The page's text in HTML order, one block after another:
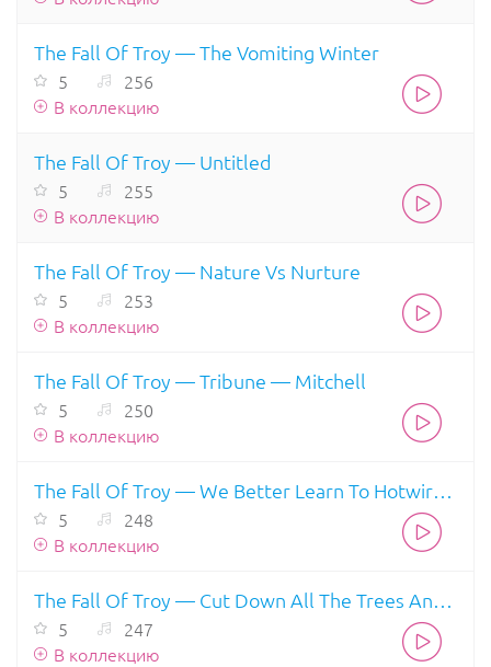
The Fall Of Troy — Cut Down All The Trees And Name The Streets After Them
5
247
В коллекцию
The Fall Of Troy — The Vomiting Winter
5
256
В коллекцию
The Fall Of Troy — Tribune — Mitchell
5
250
В коллекцию
The Fall Of Troy — Untitled
5
255
В коллекцию
The Fall Of Troy — We Better Learn To Hotwire A Uterus
5
248
В коллекцию
The Fall Of Troy — Nature Vs Nurture
5
253
В коллекцию